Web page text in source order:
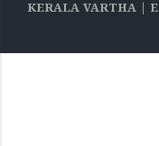
KERALA VARTHA |